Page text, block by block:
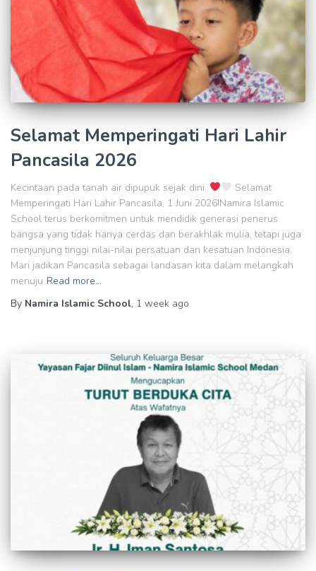
Selamat Memperingati Hari Lahir
Pancasila 2026
Kecintaan pada tanah air dipupuk sejak dini.
Selamat
Memperingati Hari Lahir Pancasila, 1 Juni 2026!Namira Islamic
School terus berkomitmen untuk mendidik generasi penerus
bangsa yang tidak hanya cerdas dan berakhlak mulia, tetapi juga
menjunjung tinggi nilai-nilai persatuan dan kesatuan Indonesia.
Mari jadikan Pancasila sebagai landasan kita dalam melangkah
menuju Read more…
By Namira Islamic School, 1 week ago